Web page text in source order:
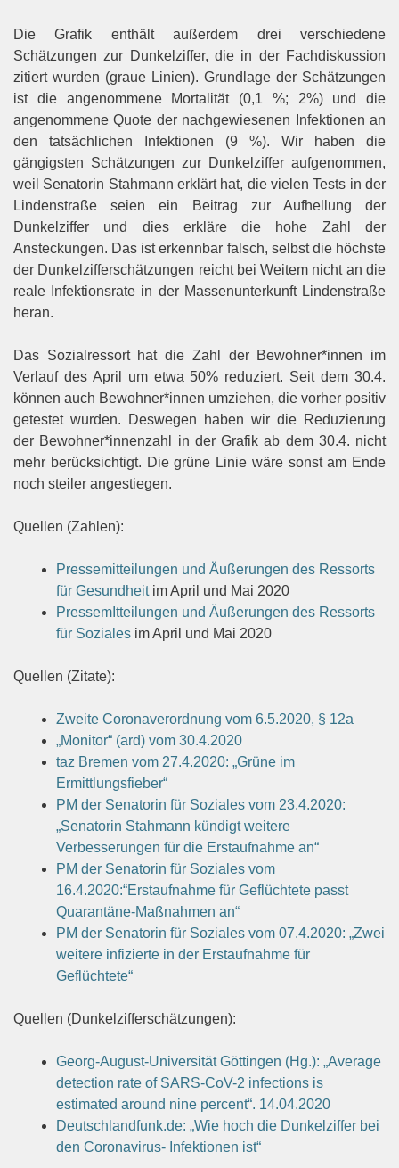
Die Grafik enthält außerdem drei verschiedene
Schätzungen zur Dunkelziffer, die in der Fachdiskussion
zitiert wurden (graue Linien). Grundlage der Schätzungen
ist die angenommene Mortalität (0,1 %; 2%) und die
angenommene Quote der nachgewiesenen Infektionen an
den tatsächlichen Infektionen (9 %). Wir haben die
gängigsten Schätzungen zur Dunkelziffer aufgenommen,
weil Senatorin Stahmann erklärt hat, die vielen Tests in der
Lindenstraße seien ein Beitrag zur Aufhellung der
Dunkelziffer und dies erkläre die hohe Zahl der
Ansteckungen. Das ist erkennbar falsch, selbst die höchste
der Dunkelzifferschätzungen reicht bei Weitem nicht an die
reale Infektionsrate in der Massenunterkunft Lindenstraße
heran.
Das Sozialressort hat die Zahl der Bewohner*innen im
Verlauf des April um etwa 50% reduziert. Seit dem 30.4.
können auch Bewohner*innen umziehen, die vorher positiv
getestet wurden. Deswegen haben wir die Reduzierung
der Bewohner*innenzahl in der Grafik ab dem 30.4. nicht
mehr berücksichtigt. Die grüne Linie wäre sonst am Ende
noch steiler angestiegen.
Quellen (Zahlen):
Pressemitteilungen und Äußerungen des Ressorts
für Gesundheitim April und Mai 2020
PressemItteilungen und Äußerungen des Ressorts
für Soziales im April und Mai 2020
Quellen (Zitate):
Zweite Coronaverordnung vom 6.5.2020, § 12a
„Monitor“ (ard) vom 30.4.2020
taz Bremen vom 27.4.2020: „Grüne im
Ermittlungsfieber“
PM der Senatorin für Soziales vom 23.4.2020:
„Senatorin Stahmann kündigt weitere
Verbesserungen für die Erstaufnahme an“
PM der Senatorin für Soziales vom
16.4.2020:“Erstaufnahme für Geflüchtete passt
Quarantäne-Maßnahmen an“
PM der Senatorin für Soziales vom 07.4.2020: „Zwei
weitere infizierte in der Erstaufnahme für
Geflüchtete“
Quellen (Dunkelzifferschätzungen):
Georg-August-Universität Göttingen (Hg.): „Average
detection rate of SARS-CoV-2 infections is
estimated around nine percent“. 14.04.2020
Deutschlandfunk.de: „Wie hoch die Dunkelziffer bei
den Coronavirus- Infektionen ist“